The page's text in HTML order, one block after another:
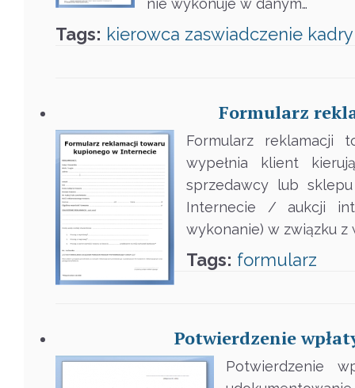
nie wykonuje w danym…
Tags: kierowca zaswiadczenie kadry
Formularz
Formularz reklamacji
wypełnia klient
sprzedawcy lub
Internecie / aukcji
wykonanie) w związku z
Tags: formularz
Potwierdzenie
Potwierdzenie